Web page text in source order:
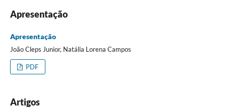
Apresentação
Apresentação
João Cleps Junior, Natália Lorena Campos
PDF
Artigos